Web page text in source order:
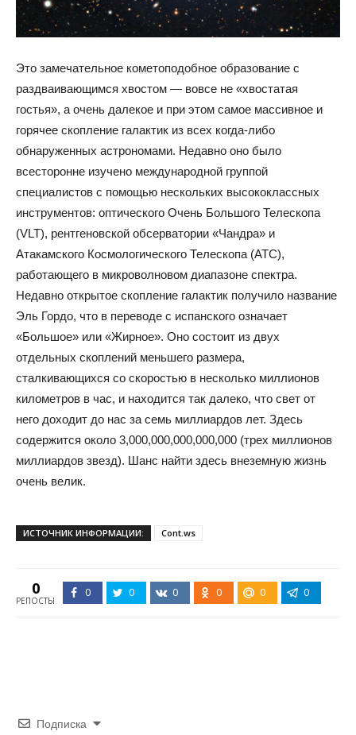
Это замечательное кометоподобное образование с
раздваивающимся хвостом — вовсе не «хвостатая
гостья», а очень далекое и при этом самое массивное и
горячее скопление галактик из всех когда-либо
обнаруженных астрономами. Недавно оно было
всесторонне изучено международной группой
специалистов с помощью нескольких высококлассных
инструментов: оптического Очень Большого Телескопа
(VLT), рентгеновской обсерватории «Чандра» и
Атакамского Космологического Телескопа (ATC),
работающего в микроволновом диапазоне спектра.
Недавно открытое скопление галактик получило название
Эль Гордо, что в переводе с испанского означает
«Большое» или «Жирное». Оно состоит из двух
отдельных скоплений меньшего размера,
сталкивающихся со скоростью в несколько миллионов
километров в час, и находится так далеко, что свет от
него доходит до нас за семь миллиардов лет. Здесь
содержится около 3,000,000,000,000,000 (трех миллионов
миллиардов звезд). Шанс найти здесь внеземную жизнь
очень велик.
ИСТОЧНИК ИНФОРМАЦИИ: Cont.ws
0
РЕПОСТЫ
0 0 0 0 0 0
Подписка